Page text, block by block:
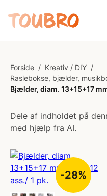
Forside / Kreativ / DIY /
Raslebokse, bjælder,
Bjælder, diam. 13+15+17
Dele af indholdet på
med hjælp fra AI.
-28%